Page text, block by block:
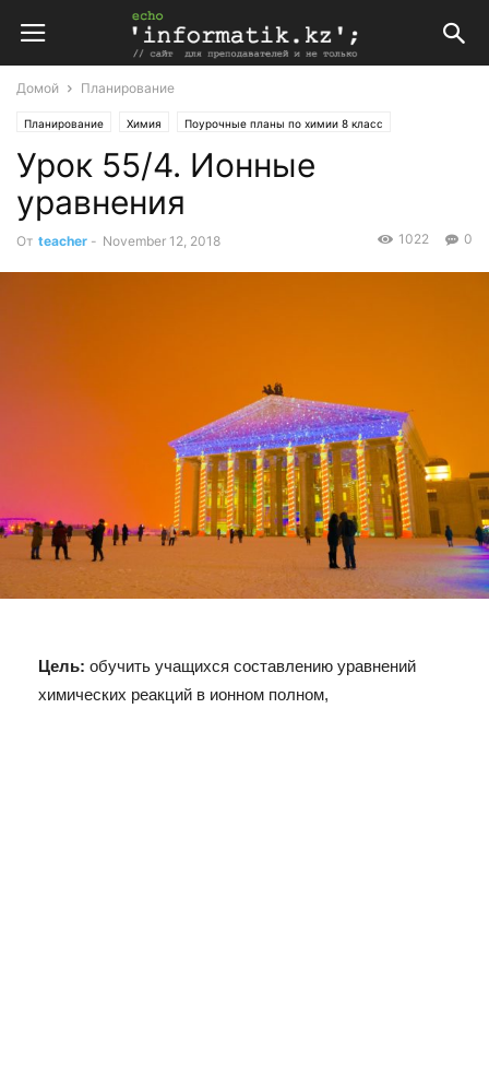
Домой Планирование
Планирование Химия Поурочные планы по химии 8 класс
Урок 55/4. Ионные
уравнения
От teacher - November 12, 2018 0
1022
Цель: обучить учащихся составлению уравнений
химических реакций в ионном полном,